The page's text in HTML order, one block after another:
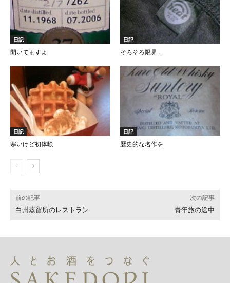
日記
開いてますよ
日記
そろそろ限界…
日記
寒いけど初体験
日記
歴史的な名作を
前の記事
白州蒸留所のレストラン
次の記事
青年旅の途中